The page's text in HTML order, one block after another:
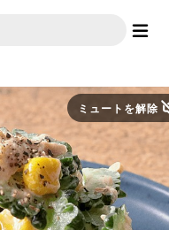
ミュートを解除